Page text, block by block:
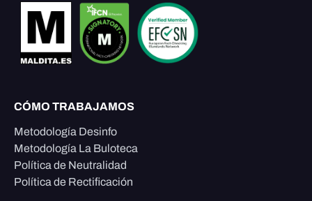
CÓMO TRABAJAMOS
Metodología Desinfo
Metodología La Buloteca
Política de Neutralidad
Política de Rectificación